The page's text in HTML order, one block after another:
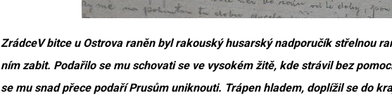
ZrádceV bitce u Ostrova raněn byl rakouský husarský nadporučík střelnou
ním zabit. Podařilo se mu schovati se ve vysokém žitě, kde strávil bez
se mu snad přece podaří Prusům uniknouti. Trápen hladem, doplížil se do